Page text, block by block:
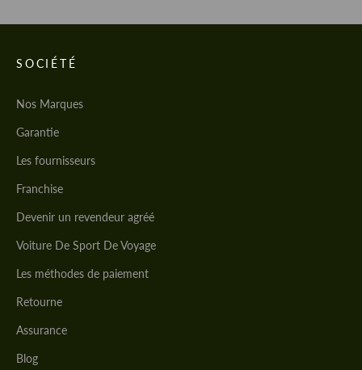
SOCIÉTÉ
Nos Marques
Garantie
Les fournisseurs
Franchise
Devenir un revendeur agréé
Voiture De Sport De Voyage
Les méthodes de paiement
Retourne
Assurance
Blog